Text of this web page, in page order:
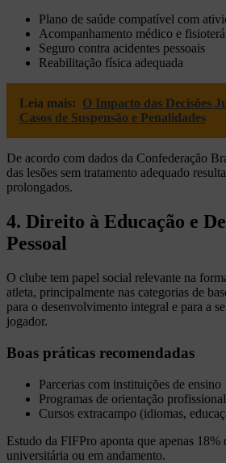
Plano de saúde compatível com
Acompanhamento médico e
Seguro contra acidentes pessoais
Reabilitação física adequada
Leia mais: O Impacto das Decisões
Casos de Suspensão e Penalidades
De acordo com dados da Confederação
das lesões sem tratamento adequado
prolongados.
4. Direito à Educação e
Pessoal
O clube tem papel social relevante na
atleta, principalmente nas categorias de
para o desenvolvimento integral e para a
jogador.
Boas práticas recomendadas
Parcerias com instituições de ensino
Programas de orientação profissional
Cursos extracampo (idiomas,
Estudo da FIFPro aponta que apenas 18%
universitária ou em andamento.